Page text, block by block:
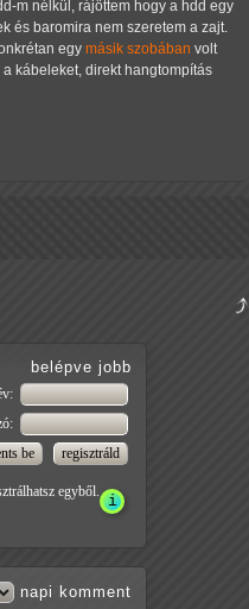
m nélkül, rájöttem hogy a hdd egy
és baromira nem szeretem a zajt.
egy másik szobában volt
kábeleket, direkt hangtompítás
belépve jobb
egyből.
napi komment